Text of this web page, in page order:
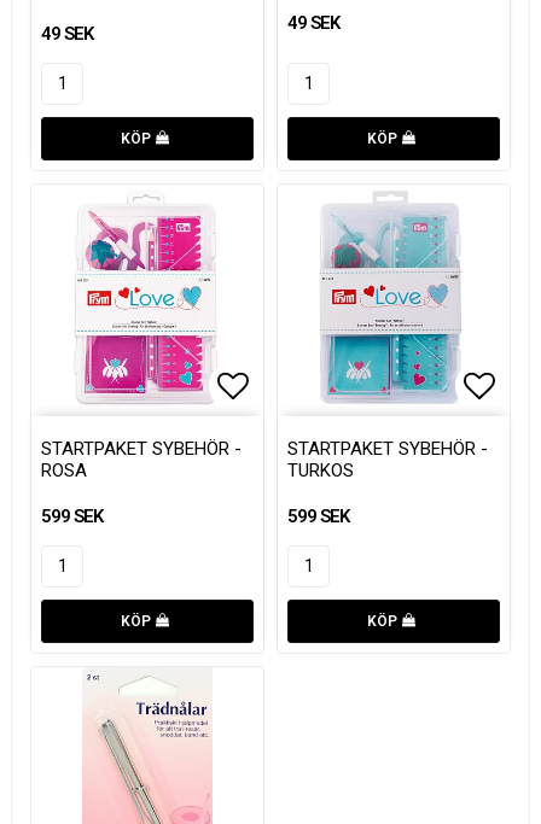
49 SEK
KÖP
49 SEK
KÖP
STARTPAKET SYBEHÖR -
ROSA
599 SEK
KÖP
STARTPAKET SYBEHÖR -
TURKOS
599 SEK
KÖP